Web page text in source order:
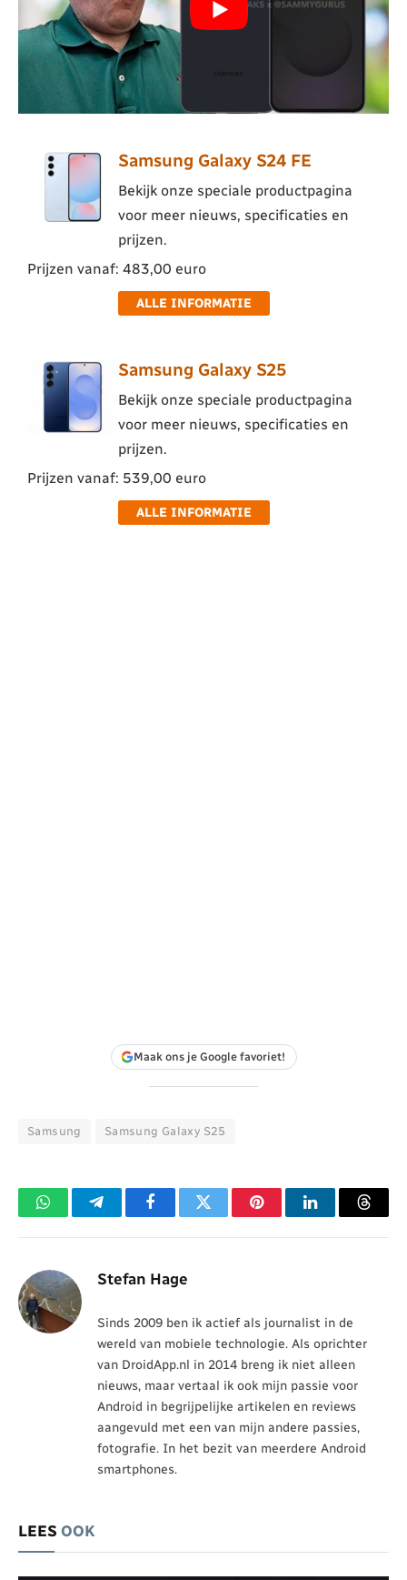
Samsung Galaxy S24 FE
Bekijk onze speciale productpagina
voor meer nieuws, specificaties en
prijzen.
Prijzen vanaf: 483,00 euro
ALLE INFORMATIE
Samsung Galaxy S25
Bekijk onze speciale productpagina
voor meer nieuws, specificaties en
prijzen.
Prijzen vanaf: 539,00 euro
ALLE INFORMATIE
Maak ons je Google favoriet!
Samsung Samsung Galaxy S25
WhatsAppTelegramFacebookTwitter PinterestLinkedIn
Stefan Hage
Sinds 2009 ben ik actief als journalist in de
wereld van mobiele technologie. Als oprichter
van DroidApp.nl in 2014 breng ik niet alleen
nieuws, maar vertaal ik ook mijn passie voor
Android in begrijpelijke artikelen en reviews
aangevuld met een van mijn andere passies,
fotografie. In het bezit van meerdere Android
smartphones.
LEES OOK